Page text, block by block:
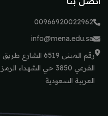
00966920022962
info@mena.edu.sa
رقم المبنى 6519
العربية السعودية